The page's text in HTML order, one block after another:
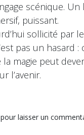
scénique. Un
puissant.
sollicité par
pas un hasard :
la magie peut
l’avenir.
pour laisser un